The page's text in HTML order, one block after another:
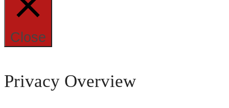
Close
Privacy Overview